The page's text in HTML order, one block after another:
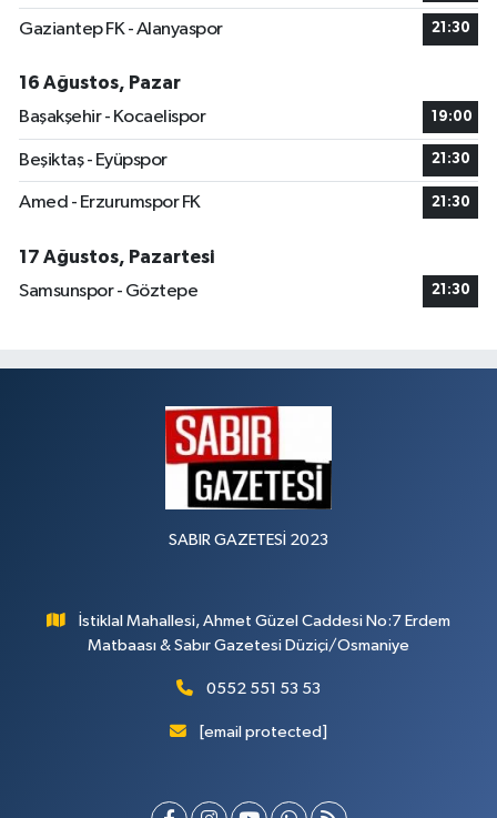
Gaziantep FK - Alanyaspor 21:30
16 Ağustos, Pazar
Başakşehir - Kocaelispor
19:00
Beşiktaş - Eyüpspor 21:30
Amed - Erzurumspor FK 21:30
17 Ağustos, Pazartesi
Samsunspor - Göztepe
21:30
SABIR GAZETESİ 2023
İstiklal Mahallesi, Ahmet Güzel Caddesi No:7 Erdem
Matbaası & Sabır Gazetesi Düziçi/Osmaniye
0552 551 53 53
[email protected]